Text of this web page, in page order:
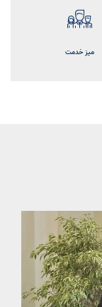
میز خدمت